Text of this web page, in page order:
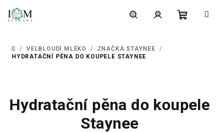
obsah
DOMŮ
/ VELBLOUDÍ MLÉKO / ZNAČKA STAYNEE
/
HYDRATAČNÍ PĚNA DO KOUPELE STAYNEE
Hydratační pěna do koupele
Staynee